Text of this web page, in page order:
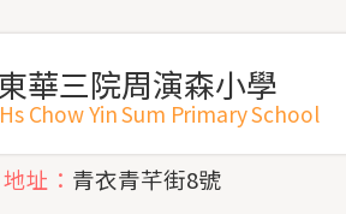
華三院周演森小學
Chow Yin Sum Primary School
地址： 青衣青芊街8號